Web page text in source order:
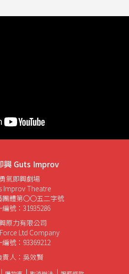
興 Guts Improv
勇氣即興劇場
Improv Theatre
團體第〇〇五二字號
編號：31935286
原力有限公司
Ltd Company
編號：93369212
責人：吳效賢